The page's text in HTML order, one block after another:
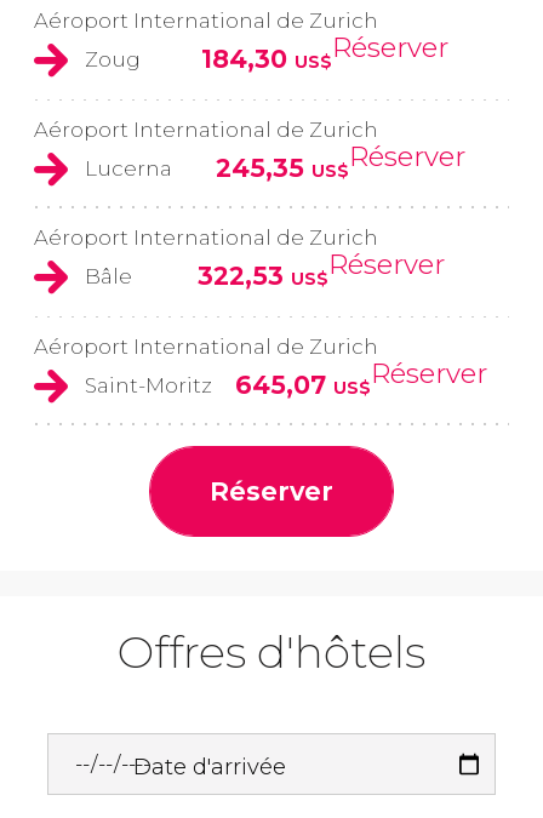
Aéroport International de Zurich
Zoug
184,30 US$Réserver
Aéroport International de Zurich
Lucerna
245,35 US$Réserver
Aéroport International de Zurich
Bâle
322,53 US$Réserver
Aéroport International de Zurich
Saint-Moritz
645,07 US$Réserver
Réserver
Offres d'hôtels
Date d'arrivée